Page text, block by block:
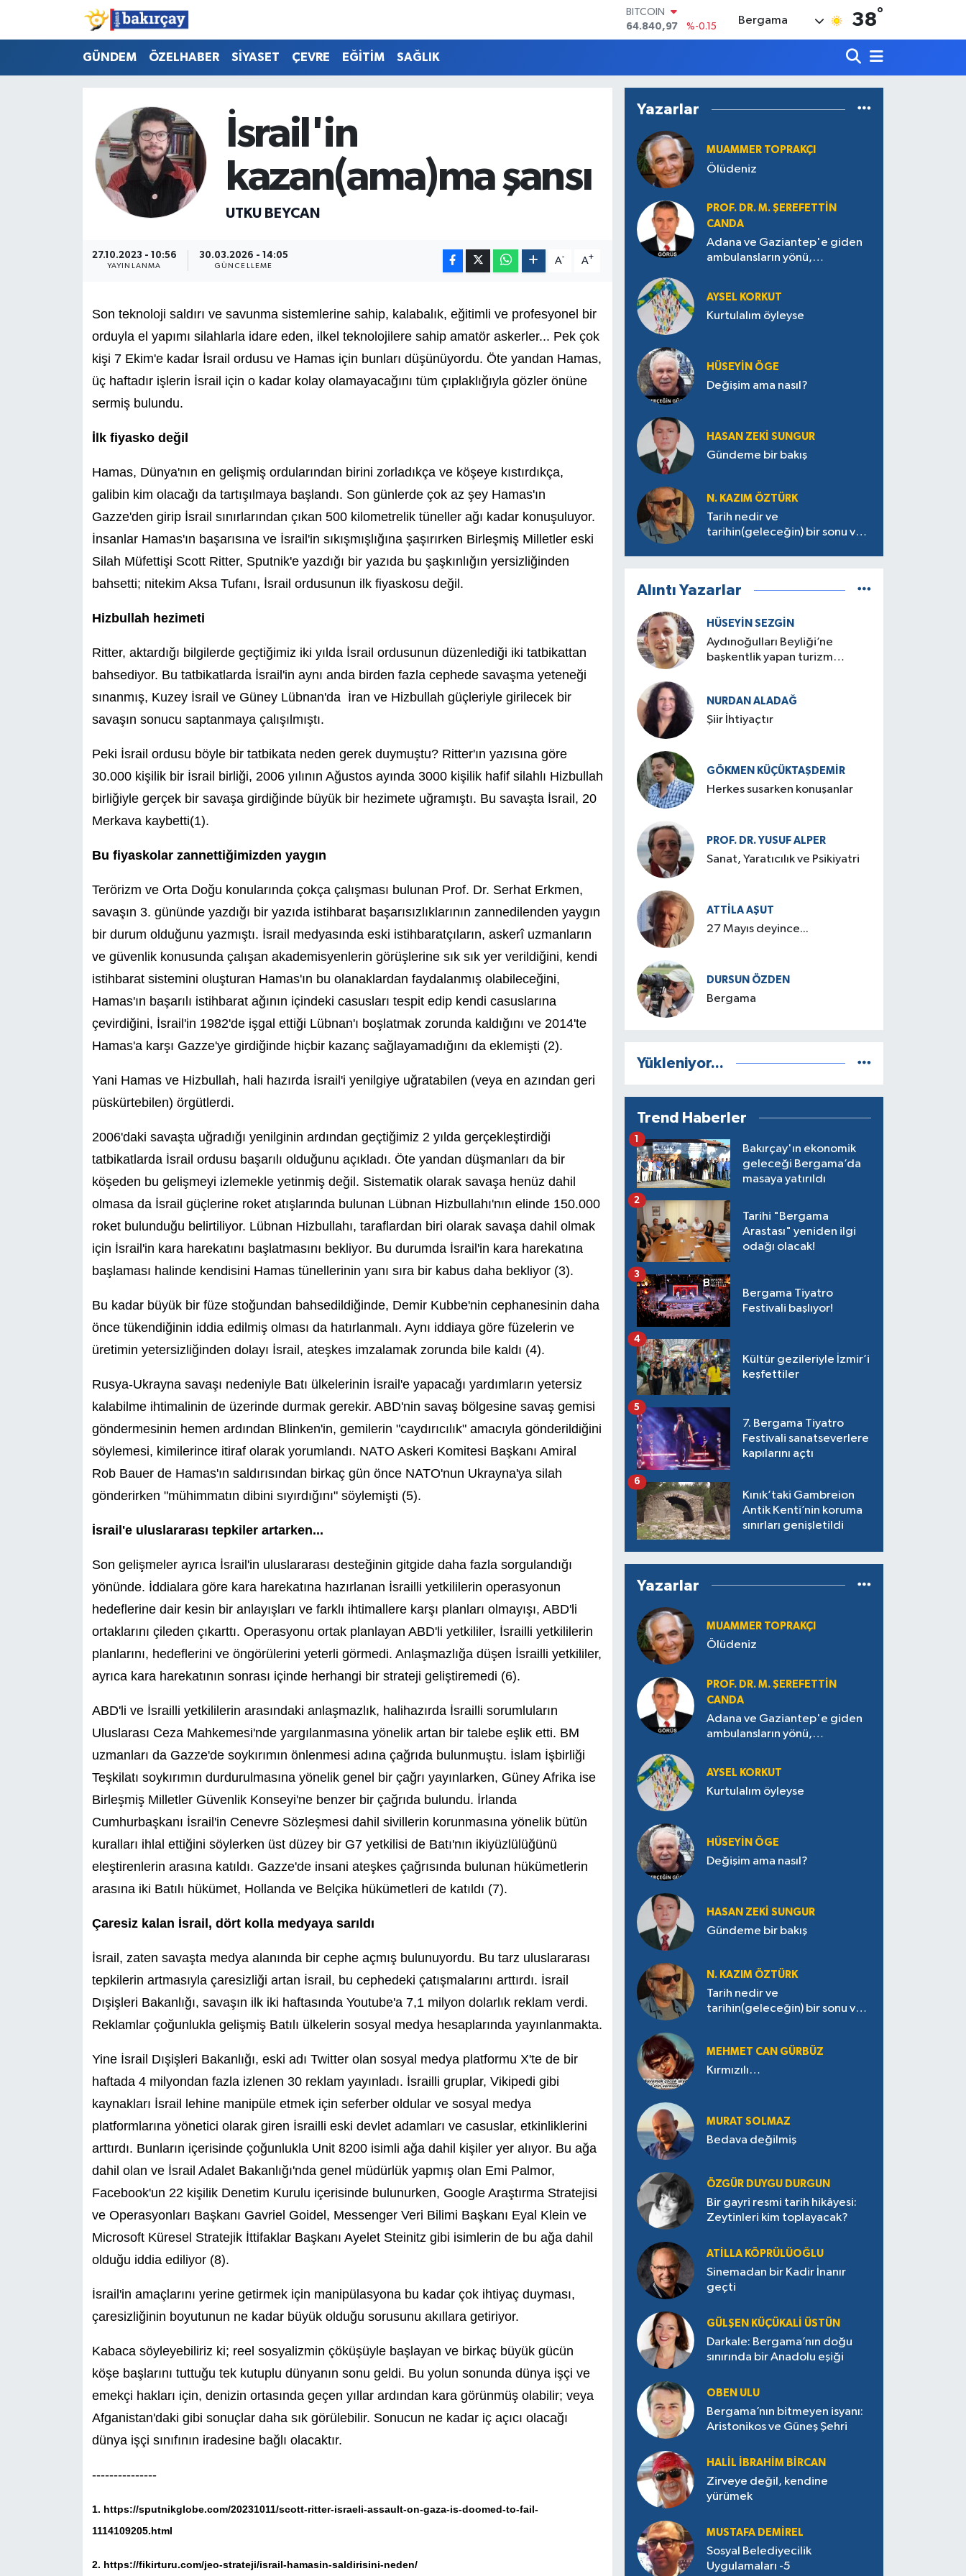
DOLAR
47,7436
%0.18
EURO
6660.55
%0
13.779
%-14
Bergama 38°
GÜNDEM ÖZELHABER SİYASET ÇEVRE EĞİTİM SAĞLIK
İsrail'in
kazan(ama)ma şansı
UTKU BEYCAN
27.10.2023 - 10:56
YAYINLANMA
30.03.2026 - 14:05
GÜNCELLEME
A- A+
Son teknoloji saldırı ve savunma sistemlerine sahip, kalabalık, eğitimli ve profesyonel bir
orduyla el yapımı silahlarla idare eden, ilkel teknolojilere sahip amatör askerler... Pek çok
kişi 7 Ekim'e kadar İsrail ordusu ve Hamas için bunları düşünüyordu. Öte yandan Hamas,
üç haftadır işlerin İsrail için o kadar kolay olamayacağını tüm çıplaklığıyla gözler önüne
sermiş bulundu.
İlk fiyasko değil
Hamas, Dünya'nın en gelişmiş ordularından birini zorladıkça ve köşeye kıstırdıkça,
galibin kim olacağı da tartışılmaya başlandı. Son günlerde çok az şey Hamas'ın
Gazze'den girip İsrail sınırlarından çıkan 500 kilometrelik tüneller ağı kadar konuşuluyor.
İnsanlar Hamas'ın başarısına ve İsrail'in sıkışmışlığına şaşırırken Birleşmiş Milletler eski
Silah Müfettişi Scott Ritter, Sputnik'e yazdığı bir yazıda bu şaşkınlığın yersizliğinden
bahsetti; nitekim Aksa Tufanı, İsrail ordusunun ilk fiyaskosu değil.
Hizbullah hezimeti
Ritter, aktardığı bilgilerde geçtiğimiz iki yılda İsrail ordusunun düzenlediği iki tatbikattan
bahsediyor. Bu tatbikatlarda İsrail'in aynı anda birden fazla cephede savaşma yeteneği
sınanmış, Kuzey İsrail ve Güney Lübnan'da İran ve Hizbullah güçleriyle girilecek bir
savaşın sonucu saptanmaya çalışılmıştı.
Peki İsrail ordusu böyle bir tatbikata neden gerek duymuştu? Ritter'ın yazısına göre
30.000 kişilik bir İsrail birliği, 2006 yılının Ağustos ayında 3000 kişilik hafif silahlı Hizbullah
birliğiyle gerçek bir savaşa girdiğinde büyük bir hezimete uğramıştı. Bu savaşta İsrail, 20
Merkava kaybetti(1).
Bu fiyaskolar zannettiğimizden yaygın
Terörizm ve Orta Doğu konularında çokça çalışması bulunan Prof. Dr. Serhat Erkmen,
savaşın 3. gününde yazdığı bir yazıda istihbarat başarısızlıklarının zannedilenden yaygın
bir durum olduğunu yazmıştı. İsrail medyasında eski istihbaratçıların, askerî uzmanların
ve güvenlik konusunda çalışan akademisyenlerin görüşlerine sık sık yer verildiğini, kendi
istihbarat sistemini oluşturan Hamas'ın bu olanaklardan faydalanmış olabileceğini,
Hamas'ın başarılı istihbarat ağının içindeki casusları tespit edip kendi casuslarına
çevirdiğini, İsrail'in 1982'de işgal ettiği Lübnan'ı boşlatmak zorunda kaldığını ve 2014'te
Hamas'a karşı Gazze'ye girdiğinde hiçbir kazanç sağlayamadığını da eklemişti (2).
Yani Hamas ve Hizbullah, hali hazırda İsrail'i yenilgiye uğratabilen (veya en azından geri
püskürtebilen) örgütlerdi.
2006'daki savaşta uğradığı yenilginin ardından geçtiğimiz 2 yılda gerçekleştirdiği
tatbikatlarda İsrail ordusu başarılı olduğunu açıkladı. Öte yandan düşmanları da bir
köşeden bu gelişmeyi izlemekle yetinmiş değil. Sistematik olarak savaşa henüz dahil
olmasa da İsrail güçlerine roket atışlarında bulunan Lübnan Hizbullahı'nın elinde 150.000
roket bulunduğu belirtiliyor. Lübnan Hizbullahı, taraflardan biri olarak savaşa dahil olmak
için İsrail'in kara harekatını başlatmasını bekliyor. Bu durumda İsrail'in kara harekatına
başlaması halinde kendisini Hamas tünellerinin yanı sıra bir kabus daha bekliyor (3).
Bu kadar büyük bir füze stoğundan bahsedildiğinde, Demir Kubbe'nin cephanesinin daha
önce tükendiğinin iddia edilmiş olması da hatırlanmalı. Aynı iddiaya göre füzelerin ve
üretimin yetersizliğinden dolayı İsrail, ateşkes imzalamak zorunda bile kaldı (4).
Rusya-Ukrayna savaşı nedeniyle Batı ülkelerinin İsrail'e yapacağı yardımların yetersiz
kalabilme ihtimalinin de üzerinde durmak gerekir. ABD'nin savaş bölgesine savaş gemisi
göndermesinin hemen ardından Blinken'in, gemilerin "caydırıcılık" amacıyla gönderildiğini
söylemesi, kimilerince itiraf olarak yorumlandı. NATO Askeri Komitesi Başkanı Amiral
Rob Bauer de Hamas'ın saldırısından birkaç gün önce NATO'nun Ukrayna'ya silah
gönderirken "mühimmatın dibini sıyırdığını" söylemişti (5).
İsrail'e uluslararası tepkiler artarken...
Son gelişmeler ayrıca İsrail'in uluslararası desteğinin gitgide daha fazla sorgulandığı
yönünde. İddialara göre kara harekatına hazırlanan İsrailli yetkililerin operasyonun
hedeflerine dair kesin bir anlayışları ve farklı ihtimallere karşı planları olmayışı, ABD'li
ortaklarını çileden çıkarttı. Operasyonu ortak planlayan ABD'li yetkililer, İsrailli yetkililerin
planlarını, hedeflerini ve öngörülerini yeterli görmedi. Anlaşmazlığa düşen İsrailli yetkililer,
ayrıca kara harekatının sonrası içinde herhangi bir strateji geliştiremedi (6).
ABD'li ve İsrailli yetkililerin arasındaki anlaşmazlık, halihazırda İsrailli sorumluların
Uluslarası Ceza Mahkemesi'nde yargılanmasına yönelik artan bir talebe eşlik etti. BM
uzmanları da Gazze'de soykırımın önlenmesi adına çağrıda bulunmuştu. İslam İşbirliği
Teşkilatı soykırımın durdurulmasına yönelik genel bir çağrı yayınlarken, Güney Afrika ise
Birleşmiş Milletler Güvenlik Konseyi'ne benzer bir çağrıda bulundu. İrlanda
Cumhurbaşkanı İsrail'in Cenevre Sözleşmesi dahil sivillerin korunmasına yönelik bütün
kuralları ihlal ettiğini söylerken üst düzey bir G7 yetkilisi de Batı'nın ikiyüzlülüğünü
eleştirenlerin arasına katıldı. Gazze'de insani ateşkes çağrısında bulunan hükümetlerin
arasına iki Batılı hükümet, Hollanda ve Belçika hükümetleri de katıldı (7).
Çaresiz kalan İsrail, dört kolla medyaya sarıldı
İsrail, zaten savaşta medya alanında bir cephe açmış bulunuyordu. Bu tarz uluslararası
tepkilerin artmasıyla çaresizliği artan İsrail, bu cephedeki çatışmalarını arttırdı. İsrail
Dışişleri Bakanlığı, savaşın ilk iki haftasında Youtube'a 7,1 milyon dolarlık reklam verdi.
Reklamlar çoğunlukla gelişmiş Batılı ülkelerin sosyal medya hesaplarında yayınlanmakta.
Yine İsrail Dışişleri Bakanlığı, eski adı Twitter olan sosyal medya platformu X'te de bir
haftada 4 milyondan fazla izlenen 30 reklam yayınladı. İsrailli gruplar, Vikipedi gibi
kaynakları İsrail lehine manipüle etmek için seferber oldular ve sosyal medya
platformlarına yönetici olarak giren İsrailli eski devlet adamları ve casuslar, etkinliklerini
arttırdı. Bunların içerisinde çoğunlukla Unit 8200 isimli ağa dahil kişiler yer alıyor. Bu ağa
dahil olan ve İsrail Adalet Bakanlığı'nda genel müdürlük yapmış olan Emi Palmor,
Facebook'un 22 kişilik Denetim Kurulu içerisinde bulunurken, Google Araştırma Stratejisi
ve Operasyonları Başkanı Gavriel Goidel, Messenger Veri Bilimi Başkanı Eyal Klein ve
Microsoft Küresel Stratejik İttifaklar Başkanı Ayelet Steinitz gibi isimlerin de bu ağa dahil
olduğu iddia ediliyor (8).
İsrail'in amaçlarını yerine getirmek için manipülasyona bu kadar çok ihtiyaç duyması,
çaresizliğinin boyutunun ne kadar büyük olduğu sorusunu akıllara getiriyor.
Kabaca söyleyebiliriz ki; reel sosyalizmin çöküşüyle başlayan ve birkaç büyük gücün
köşe başlarını tuttuğu tek kutuplu dünyanın sonu geldi. Bu yolun sonunda dünya işçi ve
emekçi hakları için, denizin ortasında geçen yıllar ardından kara görünmüş olabilir; veya
Afganistan'daki gibi sonuçlar daha sık görülebilir. Sonucun ne kadar iç açıcı olacağı
dünya işçi sınıfının iradesine bağlı olacaktır.
---------------
1. https://sputnikglobe.com/20231011/scott-ritter-israeli-assault-on-gaza-is-doomed-to-fail-
1114109205.html
2. https://fikirturu.com/jeo-strateji/israil-hamasin-saldirisini-neden/
Yazarlar
MUAMMER TOPRAKÇI
Ölüdeniz
PROF. DR. M. ŞEREFETTIN
CANDA
Adana ve Gaziantep'e giden
ambulansların yönü,
AYSEL KORKUT
Kurtulalım öyleyse
HÜSEYIN ÖGE
Değişim ama nasıl?
HASAN ZEKI SUNGUR
Gündeme bir bakış
N. KAZIM ÖZTÜRK
Tarih nedir ve
tarihin(geleceğin) bir sonu var
Alıntı Yazarlar
HÜSEYIN SEZGIN
Aydınoğulları Beyliği’ne
başkentlik yapan turizm
NURDAN ALADAĞ
Şiir İhtiyaçtır
GÖKMEN KÜÇÜKTAŞDEMIR
Herkes susarken konuşanlar
PROF. DR. YUSUF ALPER
Sanat, Yaratıcılık ve Psikiyatri
ATTILA AŞUT
27 Mayıs deyince...
DURSUN ÖZDEN
Bergama
Yükleniyor...
Trend Haberler
Bakırçay'ın ekonomik
geleceği Bergama’da
masaya yatırıldı
1
Tarihi "Bergama
Arastası" yeniden ilgi
odağı olacak!
2
Bergama Tiyatro
Festivali başlıyor!
3
Kültür gezileriyle İzmir’i
keşfettiler
4
7. Bergama Tiyatro
Festivali sanatseverlere
kapılarını açtı
5
Kınık’taki Gambreion
Antik Kenti’nin koruma
sınırları genişletildi
6
Yazarlar
MUAMMER TOPRAKÇI
Ölüdeniz
PROF. DR. M. ŞEREFETTIN
CANDA
Adana ve Gaziantep'e giden
ambulansların yönü,
AYSEL KORKUT
Kurtulalım öyleyse
HÜSEYIN ÖGE
Değişim ama nasıl?
HASAN ZEKI SUNGUR
Gündeme bir bakış
N. KAZIM ÖZTÜRK
Tarih nedir ve
tarihin(geleceğin) bir sonu var
MEHMET CAN GÜRBÜZ
Kırmızılı…
MURAT SOLMAZ
Bedava değilmiş
ÖZGÜR DUYGU DURGUN
Bir gayri resmi tarih hikâyesi:
Zeytinleri kim toplayacak?
ATILLA KÖPRÜLÜOĞLU
Sinemadan bir Kadir İnanır
geçti
GÜLŞEN KÜÇÜKALI ÜSTÜN
Darkale: Bergama’nın doğu
sınırında bir Anadolu eşiği
OBEN ULU
Bergama’nın bitmeyen isyanı:
Aristonikos ve Güneş Şehri
HALIL İBRAHIM BIRCAN
Zirveye değil, kendine
yürümek
MUSTAFA DEMIREL
Sosyal Belediyecilik
Uygulamaları -5
İzmir Nöbetçi Eczaneler
İzmir Namaz Vakitleri
İzmir Trafik Yoğunluk Haritası
Süper Lig Puan Durumu ve Fikstür
Haber Arşivi